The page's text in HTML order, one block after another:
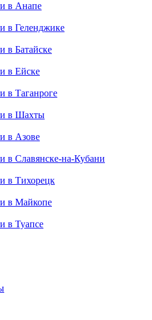
в Анапе
в Геленджике
в Батайске
в Ейске
в Таганроге
в Шахты
в Азове
в Славянске-на-Кубани
в Тихорецк
в Майкопе
в Туапсе